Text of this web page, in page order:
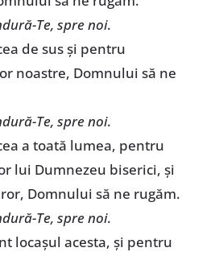
Te, spre noi.
de sus și pentru
noastre, Domnului să ne
Te, spre noi.
a toată lumea, pentru
lui Dumnezeu biserici, și
Domnului să ne rugăm.
Te, spre noi.
locașul acesta, și pentru